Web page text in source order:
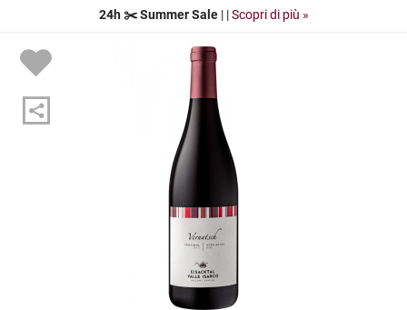
24h ✂️ Summer Sale| |Scopri di più »